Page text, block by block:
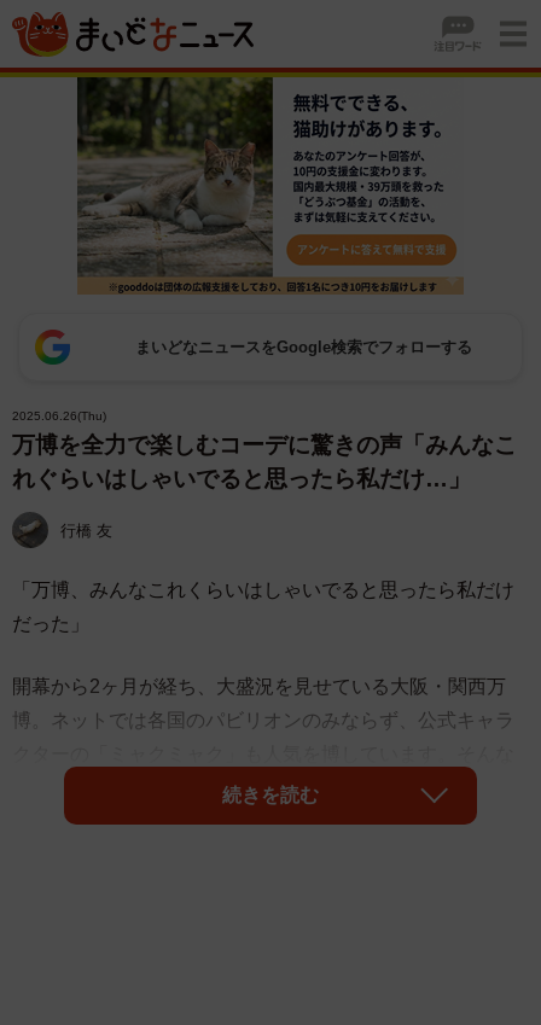
まいどなニュースをGoogle検索でフォローする
2025.06.26(Thu)
万博を全力で楽しむコーデに驚きの声「みんなこ
れぐらいはしゃいでると思ったら私だけ…」
行橋 友
「万博、みんなこれくらいはしゃいでると思ったら私だけ
だった」
開幕から2ヶ月が経ち、大盛況を見せている大阪・関西万
博。ネットでは各国のパビリオンのみならず、公式キャラ
あっとほぉーむカフェ
」のメイドをさ
れている「ふわる໒꒱ ⡱」（ @maid_fuwaru_ ）さんが披露
続きを読む